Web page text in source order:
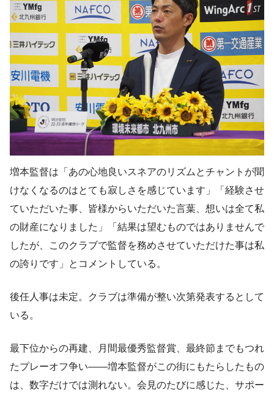
増本監督は「あの心地良いスネアのリズムとチャントが聞
けなくなるのはとても寂しさを感じています」「経験させ
ていただいた事、皆様からいただいた言葉、想いは全て私
の財産になりました」「結果は望むものではありませんで
したが、このクラブで監督を務めさせていただけた事は私
の誇りです」とコメントしている。
後任人事は未定。クラブは準備が整い次第発表するとして
いる。
最下位からの再建、月間最優秀監督賞、最終節までもつれ
たプレーオフ争い——増本監督がこの街にもたらしたもの
は、数字だけでは測れない。会見のたびに感じた、サポー